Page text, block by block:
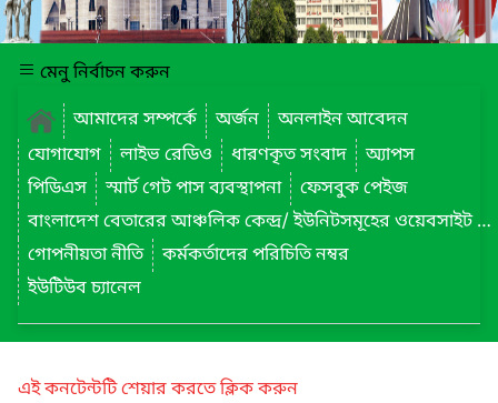
মেনু নির্বাচন করুন
আমাদের সম্পর্কে
অর্জন
অনলাইন আবেদন
যোগাযোগ
লাইভ রেডিও ধারণকৃত সংবাদ
অ্যাপস
পিডিএস
স্মার্ট গেট পাস ব্যবস্থাপনা
ফেসবুক পেইজ
বাংলাদেশ বেতারের আঞ্চলিক কেন্দ্র/ ইউনিটসমূহের ওয়েবসাইট লিংক
গোপনীয়তা নীতি
কর্মকর্তাদের পরিচিতি নম্বর
ইউটিউব চ্যানেল
এই কনটেন্টটি শেয়ার করতে ক্লিক করুন